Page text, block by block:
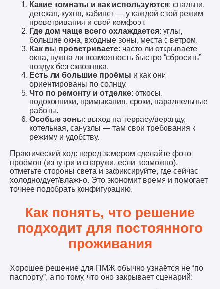
Какие комнаты и как используются: спальни,
детская, кухня, кабинет — у каждой свой режим
проветривания и свой комфорт.
Где дом чаще всего охлаждается: углы,
большие окна, входные зоны, места с ветром.
Как вы проветриваете: часто ли открываете
окна, нужна ли возможность быстро “сбросить”
воздух без сквозняка.
Есть ли большие проёмы и как они
ориентированы по солнцу.
Что по ремонту и отделке: откосы,
подоконники, примыкания, сроки, параллельные
работы.
Особые зоны: выход на террасу/веранду,
котельная, санузлы — там свои требования к
режиму и удобству.
Практический ход: перед замером сделайте фото
проёмов (изнутри и снаружи, если возможно),
отметьте стороны света и зафиксируйте, где сейчас
холодно/дует/влажно. Это экономит время и помогает
точнее подобрать конфигурацию.
Как понять, что решение
подходит для постоянного
проживания
Хорошее решение для ПМЖ обычно узнаётся не “по
паспорту”, а по тому, что оно закрывает сценарий: